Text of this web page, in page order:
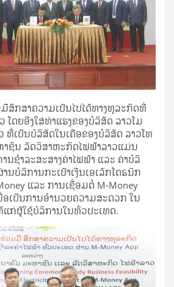
ກສາຄວາມເປັນໄປໄດ້ທາງທຸລະກິດທີ່
ໂດຍອີງໃສ່ທ່າແຮງຂອງບໍລິສັດ ລາວໂມ
ທີ່ເປັນບໍລິສັດໃນເຄືອຂອງບໍລິສັດ ລາວໂທ
ຊົນ ລັດວິສາຫະກິດໄຟຟ້າລາວແມ່ນ
ນຊໍາລະສະສາງຄ່າໄຟຟ້າ ແລະ ຄ່າບໍລິ
ນບໍລິການກະເປົາເງີນເອເລັກໂຕຣນິກ
ແລະ ການເຊື່ອມຕໍ່ M-Money
ອເປັນການອຳນວຍຄວາມສະດວກ ໃນ
ແກ່ຜູ້ໃຊ້ບໍລິການໃນທົ່ວປະເທດ.